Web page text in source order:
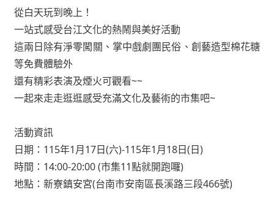
從白天玩到晚上！
一站式感受台江文化的熱鬧與美好活動
這兩日除有淨零闖關、掌中戲劇團民俗、創藝造型棉花糖
等免費體驗外
還有精彩表演及煙火可觀看~~
一起來走走逛逛感受充滿文化及藝術的市集吧~
活動資訊
日期：115年1月17日(六)-115年1月18日(日)
時間：14:00-20:00 (市集11點就開跑囉)
地點：新寮鎮安宮(台南市安南區長溪路三段466號)